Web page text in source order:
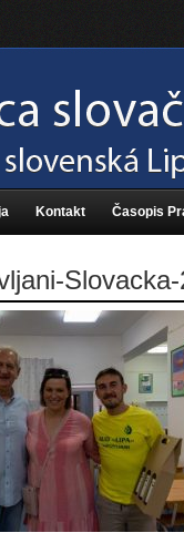
Kontakt Časopis